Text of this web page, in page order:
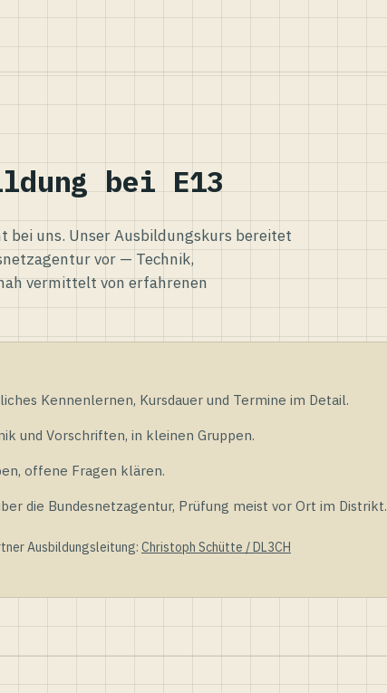
bei E13
bei uns. Unser Ausbildungskurs bereitet
vor — Technik,
vermittelt von erfahrenen
Kennenlernen, Kursdauer und Termine im Detail.
und Vorschriften, in kleinen Gruppen.
offene Fragen klären.
die Bundesnetzagentur, Prüfung meist vor Ort im Distrikt.
Ausbildungsleitung: Christoph Schütte / DL3CH